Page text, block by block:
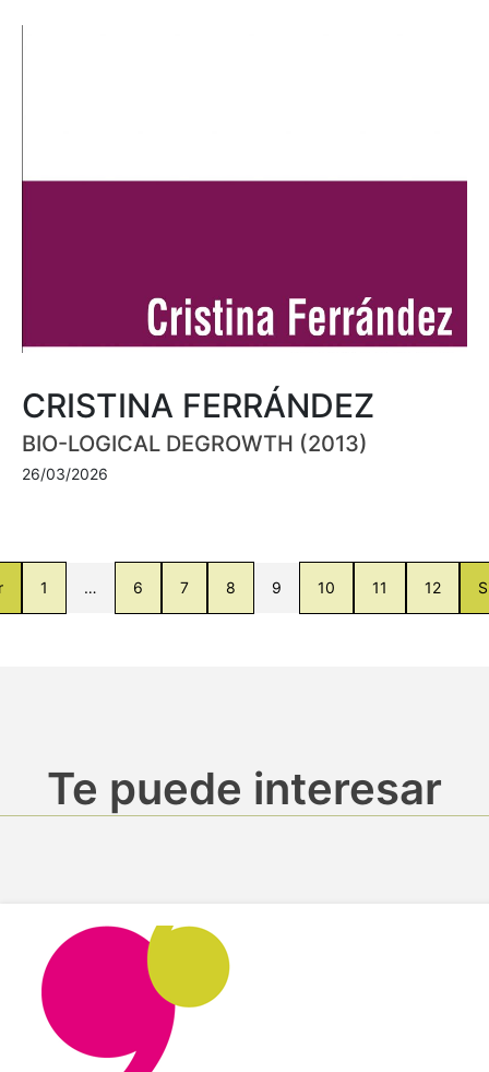
CRISTINA FERRÁNDEZ
BIO-LOGICAL DEGROWTH (2013)
26/03/2026
1 … 6 7 8 9 10 11 12
Te puede interesar